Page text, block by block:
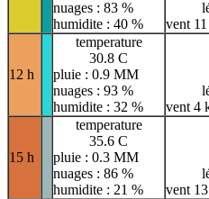
nuages : 83 %
humidite : 40 %
vent
12 h
temperature
30.8 C
pluie : 0.9 MM
nuages : 93 %
humidite : 32 %
vent 4
15 h
temperature
35.6 C
pluie : 0.3 MM
nuages : 86 %
humidite : 21 %
vent